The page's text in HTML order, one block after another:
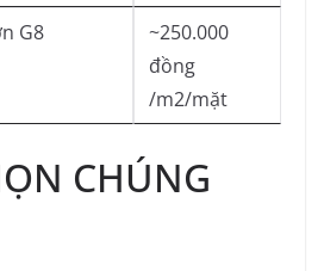
G8
~250.000
đồng
/m2/mặt
CHÚNG